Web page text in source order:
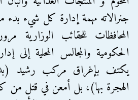
جنرالاته مهمة إدارة كل شيء بدء
المحافظات للحقائب الوزارية
الحكومية والمجالس المحلية إلى
يكتف بإغراق مركب رشيد
الهجرة بها)، بل أمعن في قتل من